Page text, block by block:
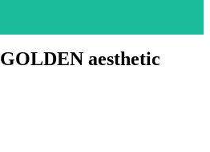
GOLDEN aesthetic